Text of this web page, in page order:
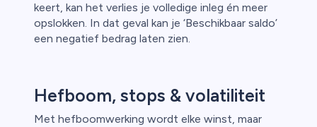
keert, kan het verlies je volledige inleg én meer
opslokken. In dat geval kan je ‘Beschikbaar saldo’
een negatief bedrag laten zien.
Hefboom, stops & volatiliteit
Met hefboomwerking wordt elke winst, maar